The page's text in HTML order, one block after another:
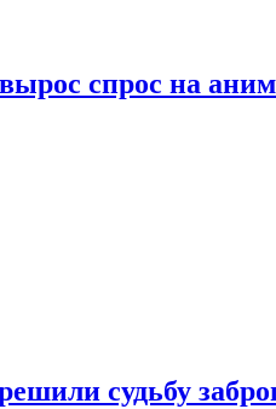
спрос на
судьбу